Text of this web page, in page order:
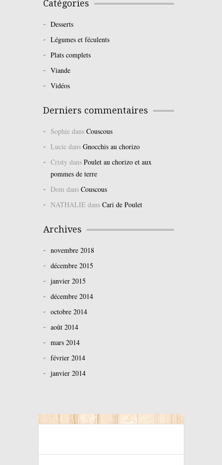
Catégories
Desserts
Légumes et féculents
Plats complets
Viande
Vidéos
Derniers commentaires
Sophie dansCouscous
Lucie dansGnocchis au chorizo
Cristy dansPoulet au chorizo et aux
pommes de terre
Dom dansCouscous
NATHALIE dansCari de Poulet
Archives
novembre 2018
décembre 2015
janvier 2015
décembre 2014
octobre 2014
août 2014
mars 2014
février 2014
janvier 2014